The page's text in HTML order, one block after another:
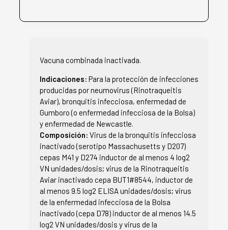
Vacuna combinada inactivada.
Indicaciones: Para la protección de infecciones
producidas por neumovirus (Rinotraqueitis
Aviar), bronquitis infecciosa, enfermedad de
Gumboro (o enfermedad infecciosa de la Bolsa)
y enfermedad de Newcastle.
Composición: Virus de la bronquitis infecciosa
inactivado (serotipo Massachusetts y D207)
cepas M41 y D274 inductor de al menos 4 log2
VN unidades/dosis; virus de la Rinotraqueitis
Aviar inactivado cepa BUT1#8544, inductor de
al menos 9.5 log2 ELISA unidades/dosis; virus
de la enfermedad infecciosa de la Bolsa
inactivado (cepa D78) inductor de al menos 14.5
log2 VN unidades/dosis y virus de la